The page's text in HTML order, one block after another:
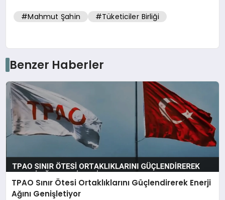
#Mahmut Şahin #Tüketiciler Birliği
Benzer Haberler
TPAO Sınır Ötesi Ortaklıklarını Güçlendirerek Enerji
Ağını Genişletiyor